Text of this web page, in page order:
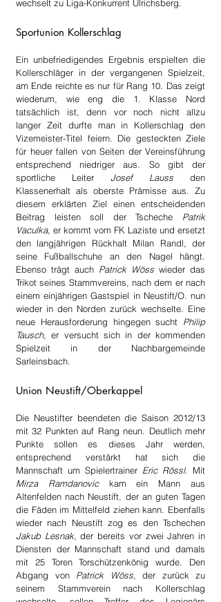
wechselt zu Liga-Konkurrent Ulrichsberg.
Sportunion Kollerschlag
Ein unbefriedigendes Ergebnis erspielten die
Kollerschläger in der vergangenen Spielzeit,
am Ende reichte es nur für Rang 10. Das zeigt
wiederum, wie eng die 1. Klasse Nord
tatsächlich ist, denn vor noch nicht allzu
langer Zeit durfte man in Kollerschlag den
Vizemeister-Titel feiern. Die gesteckten Ziele
für heuer fallen von Seiten der Vereinsführung
entsprechend niedriger aus. So gibt der
sportliche Leiter Josef Lauss den
Klassenerhalt als oberste Prämisse aus. Zu
diesem erklärten Ziel einen entscheidenden
Beitrag leisten soll der Tscheche Patrik
Vaculka, er kommt vom FK Laziste und ersetzt
den langjährigen Rückhalt Milan Randl, der
seine Fußballschuhe an den Nagel hängt.
Ebenso trägt auch Patrick Wöss wieder das
Trikot seines Stammvereins, nach dem er nach
einem einjährigen Gastspiel in Neustift/O. nun
wieder in den Norden zurück wechselte. Eine
neue Herausforderung hingegen sucht Philip
Tausch, er versucht sich in der kommenden
Spielzeit in der Nachbargemeinde
Sarleinsbach.
Union Neustift/Oberkappel
Die Neustifter beendeten die Saison 2012/13
mit 32 Punkten auf Rang neun. Deutlich mehr
Punkte sollen es dieses Jahr werden,
entsprechend verstärkt hat sich die
Mannschaft um Spielertrainer Eric Rössl
Mirza Ramdanovic kam ein Mann aus
Altenfelden nach Neustift, der an guten Tagen
die Fäden im Mittelfeld ziehen kann. Ebenfalls
Jakub Lesnak, der bereits vor zwei Jahren in
Diensten der Mannschaft stand und damals
mit 25 Toren Torschützenkönig wurde. Den
Abgang von Patrick Wöss, der zurück zu
seinem Stammverein nach Kollerschlag